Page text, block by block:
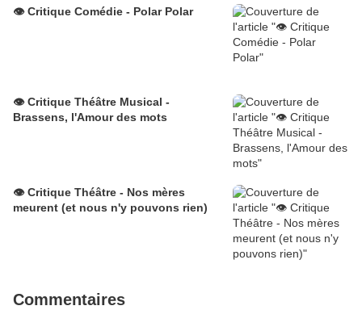
👁️ Critique Comédie - Polar Polar
👁️ Critique Théâtre Musical -
Brassens, l'Amour des mots
👁️ Critique Théâtre - Nos mères
meurent (et nous n'y pouvons rien)
Commentaires